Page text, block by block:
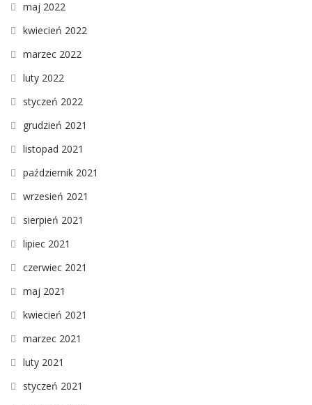
maj 2022
kwiecień 2022
marzec 2022
luty 2022
styczeń 2022
grudzień 2021
listopad 2021
październik 2021
wrzesień 2021
sierpień 2021
lipiec 2021
czerwiec 2021
maj 2021
kwiecień 2021
marzec 2021
luty 2021
styczeń 2021